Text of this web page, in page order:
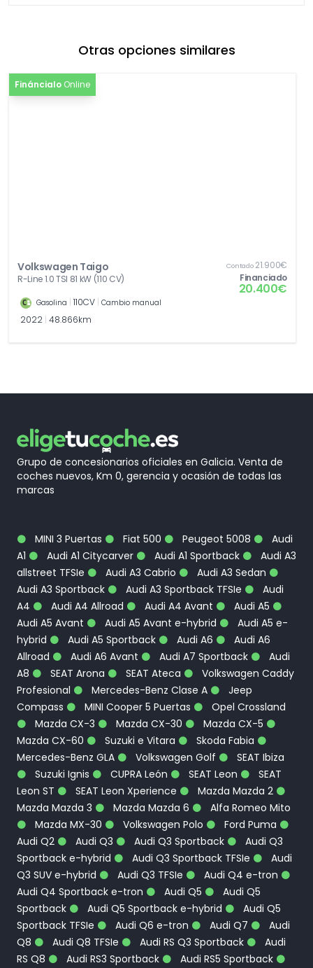
Otras opciones similares
Fináncialo Online
Volkswagen Taigo
R-Line 1.0 TSI 81 kW (110 CV)
Contado21.900€
Financiado
20.400€
Gasolina 110CV Cambio manual
2022 48.866km
Grupo de concesionarios oficiales en Galicia. Venta de
coches nuevos, Km 0, gerencia y ocasión de todas las
marcas
MINI 3 Puertas Fiat 500 Peugeot 5008
Audi
A1
Audi A1 Citycarver Audi A1 Sportback
Audi A3
allstreet TFSIe
Audi A3 Cabrio
Audi A3 Sedan
Audi A3 Sportback
Audi A3 Sportback TFSIe
Audi
A4
Audi A4 Allroad Audi A4 Avant
Audi A5
Audi A5 Avant
Audi A5 Avant e-hybrid
Audi A5 e-
hybrid
Audi A5 Sportback Audi A6
Audi A6
Allroad
Audi A6 Avant Audi A7 Sportback
Audi
A8
SEAT Arona SEAT Ateca
Volkswagen Caddy
Profesional
Mercedes-Benz Clase A
Jeep
Compass
MINI Cooper 5 Puertas
Opel Crossland
Mazda CX-3
Mazda CX-30
Mazda CX-5
Mazda CX-60
Suzuki e Vitara
Skoda Fabia
Mercedes-Benz GLA
Volkswagen Golf
SEAT Ibiza
Suzuki Ignis
CUPRA León SEAT Leon
SEAT
Leon ST
SEAT Leon Xperience
Mazda Mazda 2
Mazda Mazda 3
Mazda Mazda 6
Alfa Romeo Mito
Mazda MX-30
Volkswagen Polo
Ford Puma
Audi Q2
Audi Q3 Audi Q3 Sportback
Audi Q3
Sportback e-hybrid
Audi Q3 Sportback TFSIe
Audi
Q3 SUV e-hybrid
Audi Q3 TFSIe
Audi Q4 e-tron
Audi Q4 Sportback e-tron
Audi Q5
Audi Q5
Sportback
Audi Q5 Sportback e-hybrid
Audi Q5
Sportback TFSIe
Audi Q6 e-tron Audi Q7
Audi
Q8
Audi Q8 TFSIe Audi RS Q3 Sportback
Audi
RS Q8
Audi RS3 Sportback
Audi RS5 Sportback